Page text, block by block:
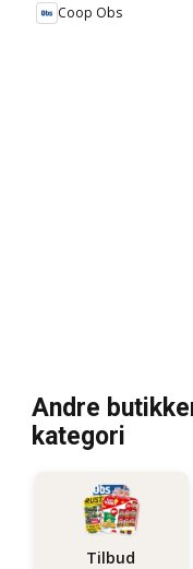
Coop Obs
Andre
kategori
Tilbud